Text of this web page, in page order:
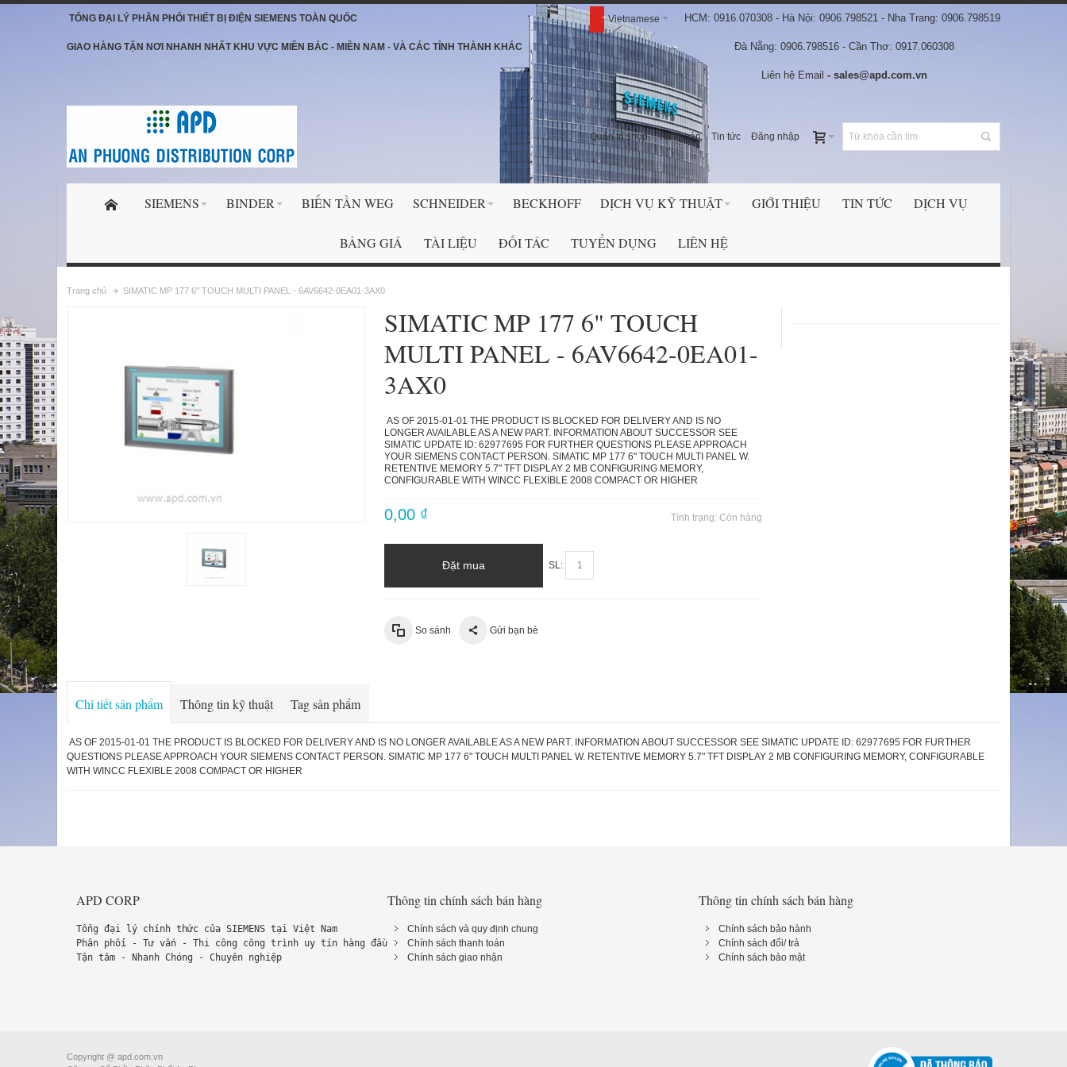
TỔNG ĐẠI LÝ PHÂN PHỐI THIẾT BỊ ĐIỆN SIEMENS TOÀN QUỐC
GIAO HÀNG TẬN NƠI NHANH NHẤT KHU VỰC MIỀN BẮC - MIỀN NAM - VÀ CÁC TỈNH THÀNH KHÁC
HCM: 0916.070308 - Hà Nội: 0906.798521 - Nha Trang: 0906.798519
Đà Nẵng: 0906.798516 - Cần Thơ: 0917.060308
Liên hệ Email - sales@apd.com.vn
Vietnamese
Quản trị shop Tài khoản Tin tức Đăng nhập
SIEMENS BINDER BIẾN TẦN WEG SCHNEIDER BECKHOFF DỊCH VỤ KỸ THUẬT GIỚI THIỆU TIN TỨC DỊCH VỤ
BẢNG GIÁ TÀI LIỆU ĐỐI TÁC TUYỂN DỤNG LIÊN HỆ
Trang chủ SIMATIC MP 177 6" TOUCH MULTI PANEL - 6AV6642-0EA01-3AX0
SIMATIC MP 177 6" TOUCH
MULTI PANEL - 6AV6642-0EA01-
3AX0
AS OF 2015-01-01 THE PRODUCT IS BLOCKED FOR DELIVERY AND IS NO
LONGER AVAILABLE AS A NEW PART. INFORMATION ABOUT SUCCESSOR SEE
SIMATIC UPDATE ID: 62977695 FOR FURTHER QUESTIONS PLEASE APPROACH
YOUR SIEMENS CONTACT PERSON. SIMATIC MP 177 6" TOUCH MULTI PANEL W.
RETENTIVE MEMORY 5.7" TFT DISPLAY 2 MB CONFIGURING MEMORY,
CONFIGURABLE WITH WINCC FLEXIBLE 2008 COMPACT OR HIGHER
Tình trạng: Còn hàng
0,00 ₫
SL:
Đặt mua
So sánh Gửi bạn bè
Chi tiết sản phẩm Thông tin kỹ thuật Tag sản phẩm
AS OF 2015-01-01 THE PRODUCT IS BLOCKED FOR DELIVERY AND IS NO LONGER AVAILABLE AS A NEW PART. INFORMATION ABOUT SUCCESSOR SEE SIMATIC UPDATE ID: 62977695 FOR FURTHER
QUESTIONS PLEASE APPROACH YOUR SIEMENS CONTACT PERSON. SIMATIC MP 177 6" TOUCH MULTI PANEL W. RETENTIVE MEMORY 5.7" TFT DISPLAY 2 MB CONFIGURING MEMORY, CONFIGURABLE
WITH WINCC FLEXIBLE 2008 COMPACT OR HIGHER
APD CORP
Tổng đại lý chính thức của SIEMENS tại Việt Nam
Phân phối - Tư vấn - Thi công công trình uy tín hàng đầu
Tận tâm - Nhanh Chóng - Chuyên nghiệp
Thông tin chính sách bán hàng
Chính sách và quy định chung
Chính sách thanh toán
Chính sách giao nhận
Thông tin chính sách bán hàng
Chính sách bảo hành
Chính sách đổi/ trả
Chính sách bảo mật
Copyright @ apd.com.vn